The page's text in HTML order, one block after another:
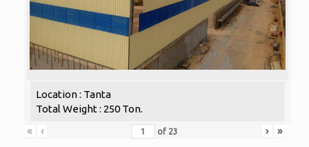
Location : Tanta
Total Weight : 250 Ton.
«
‹ of 23 › »